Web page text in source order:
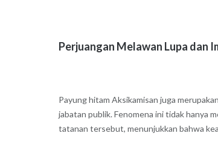
Perjuangan Melawan Lupa dan
Payung hitam Aksikamisan juga
jabatan publik. Fenomena ini tidak hanya
tatanan tersebut, menunjukkan bahwa